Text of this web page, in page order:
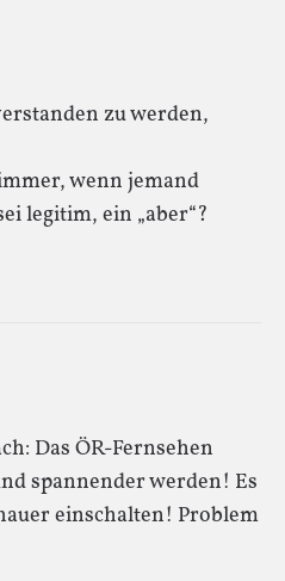
zu werden,
wenn jemand
legitim, ein „aber“?
Das ÖR-Fernsehen
spannender werden! Es
einschalten! Problem